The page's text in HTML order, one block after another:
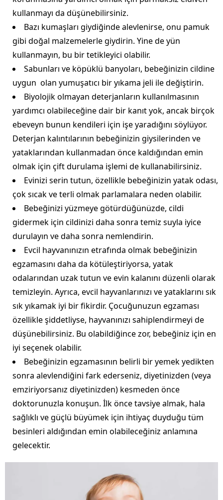
kullanmayı da düşünebilirsiniz.
Bazı kumaşları giydiğinde alevlenirse, onu pamuk
gibi doğal malzemelerle giydirin. Yine de yün
kullanmayın, bu bir tetikleyici olabilir.
Sabunları ve köpüklü banyoları, bebeğinizin cildine
uygun olan yumuşatıcı bir yıkama jeli ile değiştirin.
Biyolojik olmayan deterjanların kullanılmasının
yardımcı olabileceğine dair bir kanıt yok, ancak birçok
ebeveyn bunun kendileri için işe yaradığını söylüyor.
Deterjan kalıntılarının bebeğinizin giysilerinden ve
yataklarından kullanmadan önce kaldığından emin
olmak için çift durulama işlemi de kullanabilirsiniz.
Evinizi serin tutun, özellikle bebeğinizin yatak odası,
çok sıcak ve terli olmak parlamalara neden olabilir.
Bebeğinizi yüzmeye götürdüğünüzde, cildi
gidermek için cildinizi daha sonra temiz suyla iyice
durulayın ve daha sonra nemlendirin.
Evcil hayvanınızın etrafında olmak bebeğinizin
egzamasını daha da kötüleştiriyorsa, yatak
odalarından uzak tutun ve evin kalanını düzenli olarak
temizleyin. Ayrıca, evcil hayvanlarınızı ve yataklarını sık
sık yıkamak iyi bir fikirdir. Çocuğunuzun egzaması
özellikle şiddetliyse, hayvanınızı sahiplendirmeyi de
düşünebilirsiniz. Bu olabildiğince zor, bebeğiniz için en
iyi seçenek olabilir.
Bebeğinizin egzamasının belirli bir yemek yedikten
sonra alevlendiğini fark ederseniz, diyetinizden (veya
emziriyorsanız diyetinizden) kesmeden önce
doktorunuzla konuşun. İlk önce tavsiye almak, hala
sağlıklı ve güçlü büyümek için ihtiyaç duyduğu tüm
besinleri aldığından emin olabileceğiniz anlamına
gelecektir.